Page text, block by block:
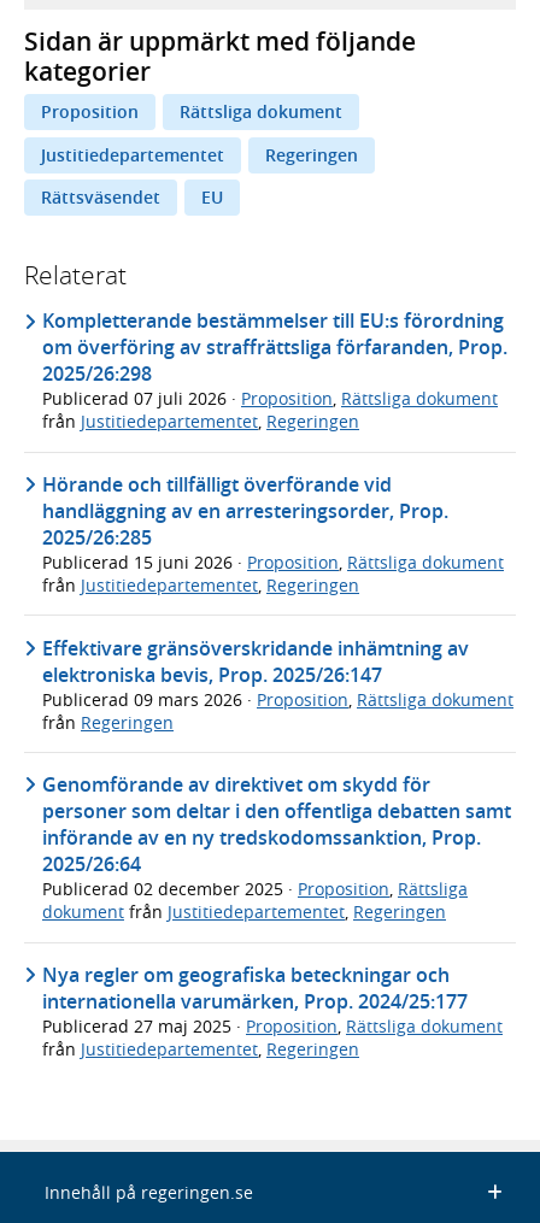
Sidan är uppmärkt med följande
kategorier
Proposition
Rättsliga dokument
Justitiedepartementet
Regeringen
Rättsväsendet
EU
Relaterat
Kompletterande bestämmelser till EU:s förordning
om överföring av straffrättsliga förfaranden, Prop.
2025/26:298
Publicerad 07 juli 2026 · Proposition, Rättsliga dokument
från Justitiedepartementet, Regeringen
Hörande och tillfälligt överförande vid
handläggning av en arresteringsorder, Prop.
2025/26:285
Publicerad 15 juni 2026 · Proposition, Rättsliga dokument
från Justitiedepartementet, Regeringen
Effektivare gränsöverskridande inhämtning av
elektroniska bevis, Prop. 2025/26:147
Publicerad 09 mars 2026 · Proposition Rättsliga dokument
från Regeringen
Genomförande av direktivet om skydd för
personer som deltar i den offentliga debatten samt
införande av en ny tredskodomssanktion, Prop.
2025/26:64
Publicerad 02 december 2025 · Proposition, Rättsliga
dokument från Justitiedepartementet, Regeringen
Nya regler om geografiska beteckningar och
internationella varumärken, Prop. 2024/25:177
Publicerad 27 maj 2025 · Proposition, Rättsliga dokument
från Justitiedepartementet, Regeringen
Innehåll på regeringen.se